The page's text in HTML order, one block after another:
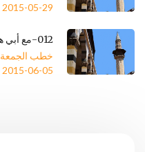
2015-05-29
012-مع أبي هريره رضي الله عنه
خطب الجمعة
2015-06-05